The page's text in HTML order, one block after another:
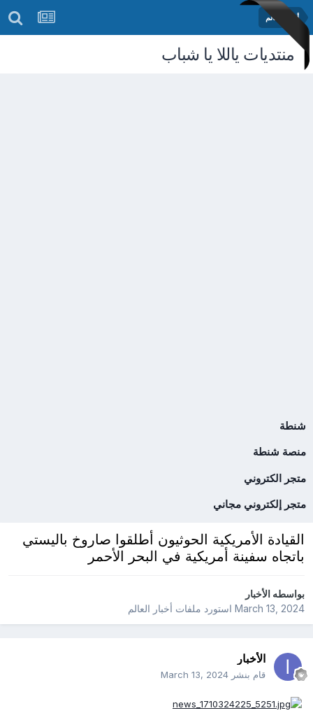
أخبار العالم
منتديات ياللا يا شباب
شنطة
منصة شنطة
متجر الكتروني
متجر إلكتروني مجاني
القيادة الأمريكية الحوثيون أطلقوا صاروخ باليستي
باتجاه سفينة أمريكية في البحر الأحمر
بواسطهالأخبار
March 13, 2024استورد ملفات أخبار العالم
الأخبار
قام بنشر March 13, 2024